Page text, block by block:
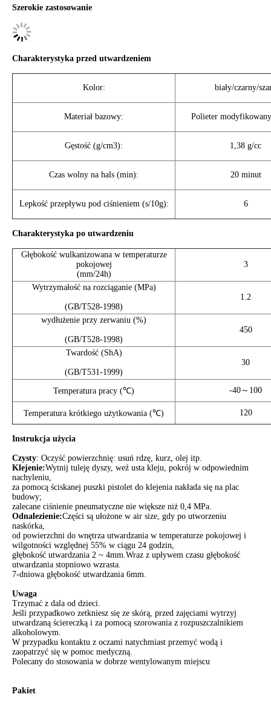
Szerokie zastosowanie
Charakterystyka przed utwardzeniem
Kolor: biały/czarny/
Materiał bazowy: Polieter
Gęstość (g/cm3): 1,38 g/cc
Czas wolny na hals (min): 20 minut
Lepkość przepływu pod ciśnieniem (s/10g): 6
Charakterystyka po utwardzeniu
Głębokość wulkanizowana w temperaturze
pokojowej
(mm/24h)
3
Wytrzymałość na rozciąganie (MPa)
(GB/T528-1998)
1.2
wydłużenie przy zerwaniu (%)
(GB/T528-1998)
450
Twardość (ShA)
(GB/T531-1999)
30
Temperatura pracy (℃) -40～100
Temperatura krótkiego użytkowania (℃) 120
Instrukcja użycia
Czysty: Oczyść powierzchnię: usuń rdzę, kurz, olej itp.
Klejenie:Wytnij tuleję dyszy, weź usta kleju, pokrój w odpowiednim
nachyleniu,
za pomocą ściskanej puszki pistolet do klejenia nakłada się na plac
budowy;
zalecane ciśnienie pneumatyczne nie większe niż 0,4 MPa.
Odnalezienie:Części są ułożone w air size, gdy po utworzeniu
naskórka,
od powierzchni do wnętrza utwardzania w temperaturze pokojowej i
wilgotności względnej 55% w ciągu 24 godzin,
głębokość utwardzania 2 ~ 4mm.Wraz z upływem czasu głębokość
utwardzania stopniowo wzrasta.
7-dniowa głębokość utwardzania 6mm.
Uwaga
Trzymać z dala od dzieci.
Jeśli przypadkowo zetkniesz się ze skórą, przed zajęciami wytrzyj
utwardzaną ściereczką i za pomocą szorowania z rozpuszczalnikiem
alkoholowym.
W przypadku kontaktu z oczami natychmiast przemyć wodą i
zaopatrzyć się w pomoc medyczną.
Polecany do stosowania w dobrze wentylowanym miejscu
Pakiet